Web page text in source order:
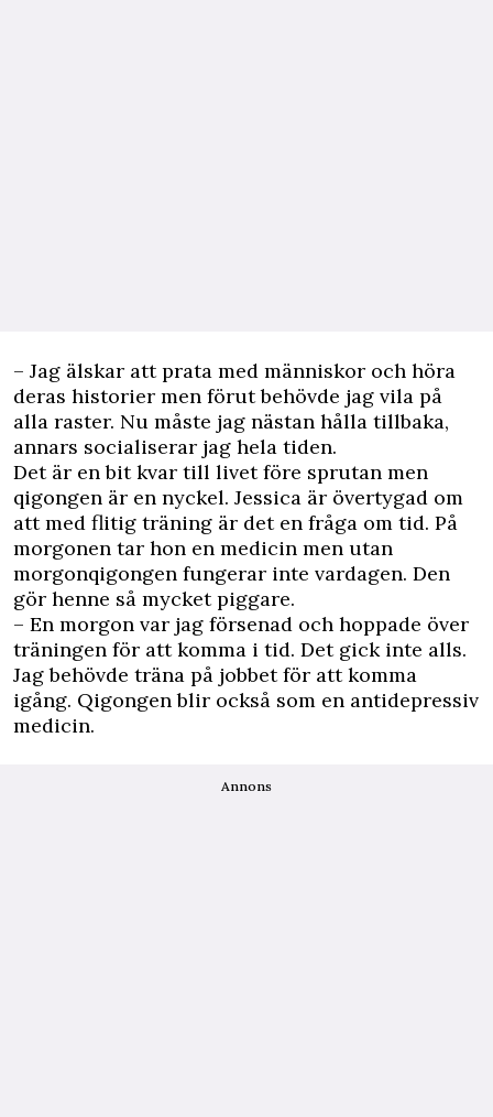
– Jag älskar att prata med människor och höra
deras historier men förut behövde jag vila på
alla raster. Nu måste jag nästan hålla tillbaka,
annars socialiserar jag hela tiden.
Det är en bit kvar till livet före sprutan men
qigongen är en nyckel. Jessica är övertygad om
att med flitig träning är det en fråga om tid. På
morgonen tar hon en medicin men utan
morgonqigongen fungerar inte vardagen. Den
gör henne så mycket piggare.
– En morgon var jag försenad och hoppade över
träningen för att komma i tid. Det gick inte alls.
Jag behövde träna på jobbet för att komma
igång. Qigongen blir också som en antidepressiv
medicin.
Annons